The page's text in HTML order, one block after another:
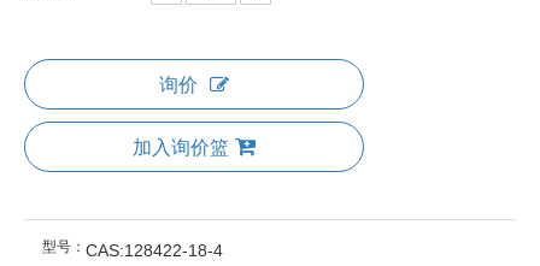
询价
加入询价篮
型号： CAS:128422-18-4